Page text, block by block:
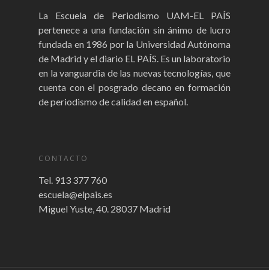
La Escuela de Periodismo UAM-EL PAÍS
pertenece a una fundación sin ánimo de lucro
fundada en 1986 por la Universidad Autónoma
de Madrid y el diario EL PAÍS. Es un laboratorio
en la vanguardia de las nuevas tecnologías, que
cuenta con el posgrado decano en formación
de periodismo de calidad en español.
CONTACTO
Tel. 913 377 760
escuela@elpais.es
Miguel Yuste, 40. 28037 Madrid